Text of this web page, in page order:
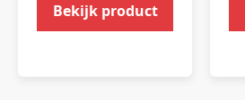
Bekijk product